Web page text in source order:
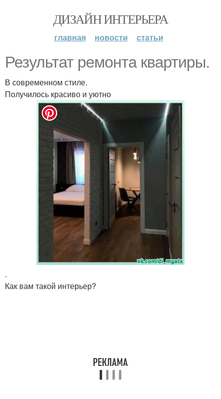
ДИЗАЙН ИНТЕРЬЕРА
главная новости статьи
Результат ремонта квартиры.
В современном стиле.
Получилось красиво и уютно
.
Как вам такой интерьер?